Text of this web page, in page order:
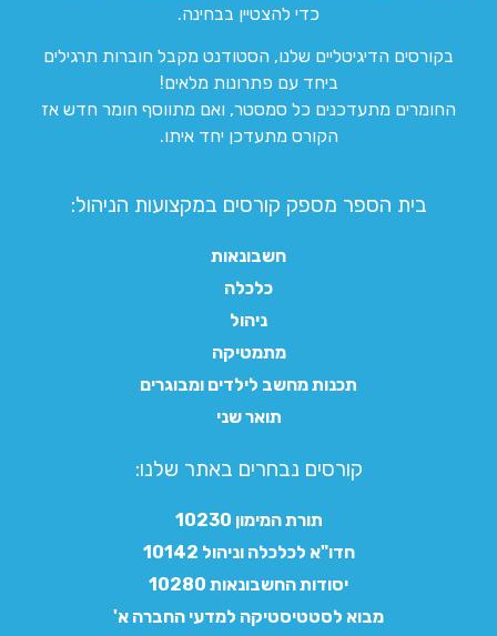
כדי להצטיין בבחינה.
בקורסים הדיגיטליים שלנו, הסטודנט מקבל חוברות תרגילים
ביחד עם פתרונות מלאים!
החומרים מתעדכנים כל סמסטר, ואם מתווסף חומר חדש אז
הקורס מתעדכן יחד איתו.
בית הספר מספק קורסים במקצועות הניהול:
חשבונאות
כלכלה
ניהול
מתמטיקה
תכנות מחשב לילדים ומבוגרים
תואר שני
קורסים נבחרים באתר שלנו:​
תורת המימון 10230
חדו"א לכלכלה וניהול 10142
יסודות החשבונאות 10280
מבוא לסטטיסטיקה למדעי החברה א'